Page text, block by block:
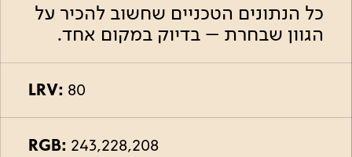
כל הנתונים הטכניים שחשוב להכיר על
הגוון שבחרת – בדיוק במקום אחד.
LRV: 80
RGB: 243,228,208